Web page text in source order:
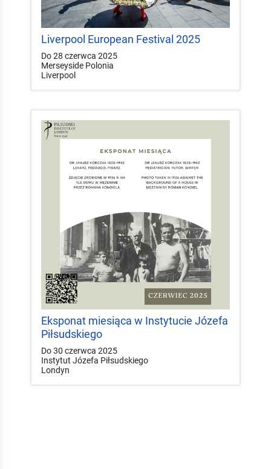
Liverpool European Festival 2025
Do 28 czerwca 2025
Merseyside Polonia
Liverpool
Eksponat miesiąca w Instytucie Józefa
Piłsudskiego
Do 30 czerwca 2025
Instytut Józefa Piłsudskiego
Londyn